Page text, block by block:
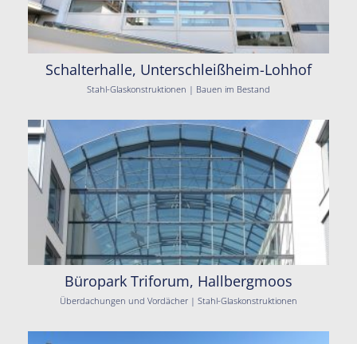
Schalterhalle, Unterschleißheim-Lohhof
Stahl-Glaskonstruktionen | Bauen im Bestand
Büropark Triforum, Hallbergmoos
Überdachungen und Vordächer | Stahl-Glaskonstruktionen